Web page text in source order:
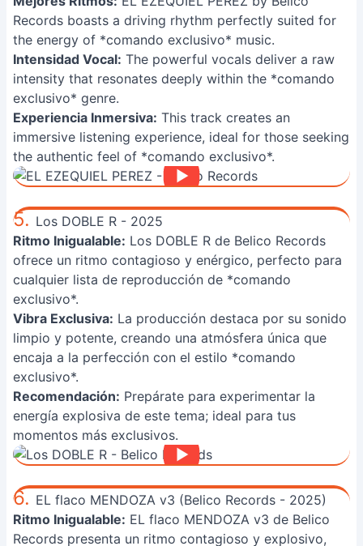
Records boasts a driving rhythm perfectly suited for
the energy of *comando exclusivo* music.
Intensidad Vocal: The powerful vocals deliver a raw
intensity that resonates deeply within the *comando
exclusivo* genre.
Experiencia Inmersiva: This track creates an
immersive listening experience, ideal for those seeking
the authentic feel of *comando exclusivo*.
5. Los DOBLE R - 2025
Ritmo Inigualable: Los DOBLE R de Belico Records
ofrece un ritmo contagioso y enérgico, perfecto para
cualquier lista de reproducción de *comando
exclusivo*.
Vibra Exclusiva: La producción destaca por su sonido
limpio y potente, creando una atmósfera única que
encaja a la perfección con el estilo *comando
exclusivo*.
Recomendación: Prepárate para experimentar la
energía explosiva de este tema; ideal para tus
momentos más exclusivos.
6. EL flaco MENDOZA v3 (Belico Records - 2025)
Ritmo Inigualable: EL flaco MENDOZA v3 de Belico
Records presenta un ritmo contagioso y explosivo,